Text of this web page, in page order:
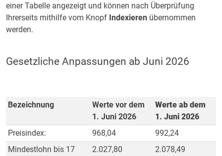
einer Tabelle angezeigt und können nach Überprüfung
Ihrerseits mithilfe vom Knopf Indexieren übernommen
werden.
Gesetzliche Anpassungen ab Juni 2026
Bezeichnung
Werte vor dem
1. Juni 2026
Werte ab dem
1. Juni 2026
Preisindex:
968,04
992,24
Mindestlohn bis 17
2.027,80 2.078,49